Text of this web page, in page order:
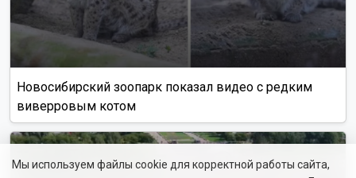
Алиса Новохатская
5 августа 2026
Грибники из Новосибирской области
поделились самыми вкусными рецептами
Наступил сезон грибов: новосибирцы вовсю делятся
своим урожаем. Корреспондент ОТС-Горсайта
пообщалась с местными грибниками и узнала, как
отличить моховик от поганки, и приготовить самый